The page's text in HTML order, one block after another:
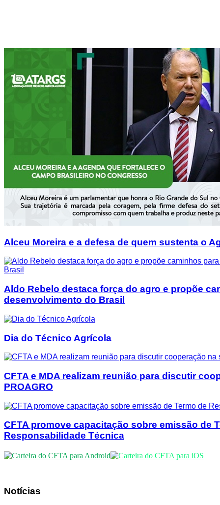
Alceu Moreira e a defesa de quem sustenta o
Aldo Rebelo destaca força do agro e propõe
desenvolvimento do Brasil
Dia do Técnico Agrícola
CFTA e MDA realizam reunião para discutir
PROAGRO
CFTA promove capacitação sobre emissão de
Responsabilidade Técnica
Notícias